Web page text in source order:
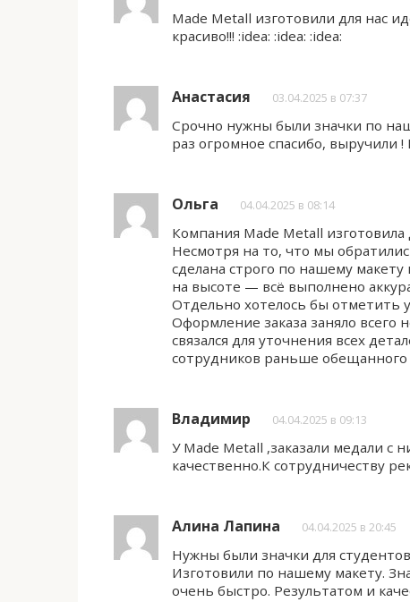
Made Metall изготовили для нас
красиво!!! :idea: :idea: :idea:
Анастасия 03.04.2025 в 07:37
Срочно нужны были значки по
раз огромное спасибо, выручили
Ольга 04.04.2025 в 08:14
Компания Made Metall
Несмотря на то, что мы
сделана строго по нашему
на высоте — всё выполнено
Отдельно хотелось бы отметить
Оформление заказа заняло всего
связался для уточнения всех
сотрудников раньше обещанного
Владимир 04.04.2025 в 09:13
У Made Metall ,заказали медали с
качественно.К сотрудничеству
Алина Лапина 04.04.2025 в 20:45
Нужны были значки для
Изготовили по нашему макету.
очень быстро. Результатом и